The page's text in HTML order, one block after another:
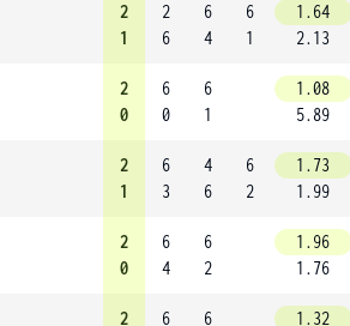
2
1
2
6
6
4
6
1
1.64
2.13
2
0
6
0
6
1
1.08
5.89
2
1
6
3
4
6
6
2
1.73
1.99
2
0
6
4
6
2
1.96
1.76
2 6 6 1.32